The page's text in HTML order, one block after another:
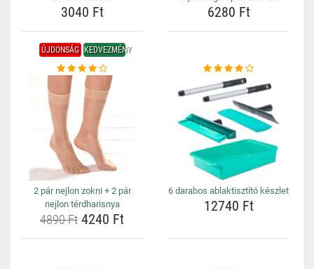
3040 Ft 6280 Ft
ÚJDONSÁG KEDVEZMÉNY
2 pár nejlon zokni + 2 pár
nejlon térdharisnya
4890 Ft 4240 Ft
6 darabos ablaktisztító készlet
12740 Ft